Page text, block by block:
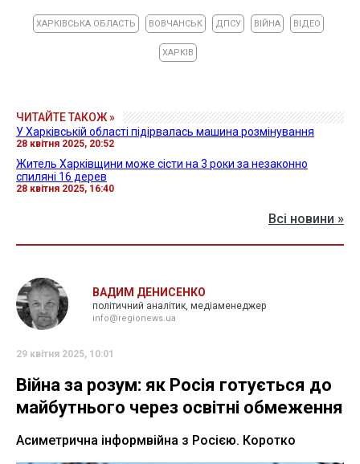
ХАРКІВСЬКА ОБЛАСТЬ ВОВЧАНСЬК ДПСУ ВІЙНА ВІДЕО
ХАРКІВ
ЧИТАЙТЕ ТАКОЖ »
У Харківській області підірвалась машина розмінування
28 квітня 2025, 20:52
Житель Харківщини може сісти на 3 роки за незаконно
спиляні 16 дерев
28 квітня 2025, 16:40
Всі новини »
ВАДИМ ДЕНИСЕНКО
політичний аналітик, медіаменеджер
info@regionews.ua
29 квітня 2025, 10:01
Війна за розум: як Росія готується до
майбутнього через освітні обмеження
Асиметрична інформвійна з Росією. Коротко